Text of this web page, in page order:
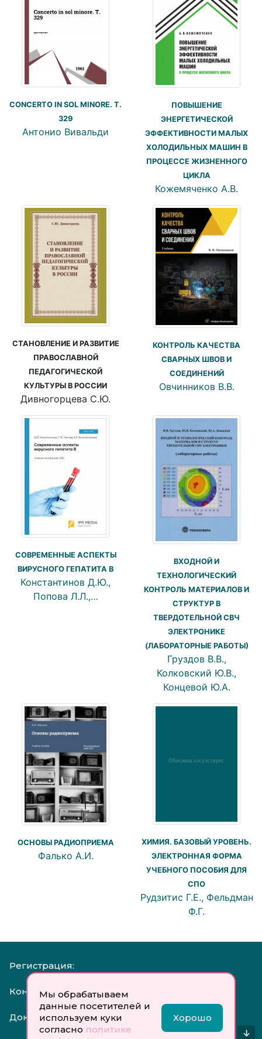
Мы обрабатываем
данные посетителей и
используем куки
согласно политике
Хорошо
CONCERTO IN SOL MINORE. T.
329
Антонио Вивальди
ПОВЫШЕНИЕ
ЭНЕРГЕТИЧЕСКОЙ
ЭФФЕКТИВНОСТИ МАЛЫХ
ХОЛОДИЛЬНЫХ МАШИН В
ПРОЦЕССЕ ЖИЗНЕННОГО
ЦИКЛА
Кожемяченко А.В.
СТАНОВЛЕНИЕ И РАЗВИТИЕ
ПРАВОСЛАВНОЙ
ПЕДАГОГИЧЕСКОЙ
КУЛЬТУРЫ В РОССИИ
Дивногорцева С.Ю.
КОНТРОЛЬ КАЧЕСТВА
СВАРНЫХ ШВОВ И
СОЕДИНЕНИЙ
Овчинников В.В.
СОВРЕМЕННЫЕ АСПЕКТЫ
ВИРУСНОГО ГЕПАТИТА B
Константинов Д.Ю.,
Попова Л.Л.,…
ВХОДНОЙ И
ТЕХНОЛОГИЧЕСКИЙ
КОНТРОЛЬ МАТЕРИАЛОВ И
СТРУКТУР В
ТВЕРДОТЕЛЬНОЙ СВЧ
ЭЛЕКТРОНИКЕ
(ЛАБОРАТОРНЫЕ РАБОТЫ)
Груздов В.В.,
Колковский Ю.В.,
Концевой Ю.А.
ОСНОВЫ РАДИОПРИЕМА
Фалько А.И.
ХИМИЯ. БАЗОВЫЙ УРОВЕНЬ.
ЭЛЕКТРОННАЯ ФОРМА
УЧЕБНОГО ПОСОБИЯ ДЛЯ
СПО
Рудзитис Г.Е., Фельдман
Ф.Г.
Регистрация:
Контакты:
Документы:
↓